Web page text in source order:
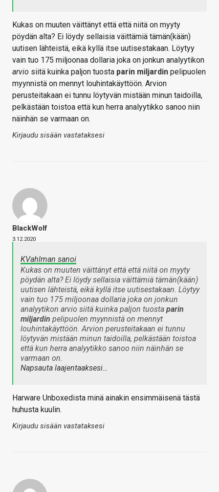
Kukas on muuten väittänyt että että niitä on myyty
pöydän alta? Ei löydy sellaisia väittämiä tämän(kään)
uutisen lähteistä, eikä kyllä itse uutisestakaan. Löytyy
vain tuo 175 miljoonaa dollaria joka on jonkun analyytikon
arvio siitä kuinka paljon tuosta parin miljardin pelipuolen
myynnistä on mennyt louhintakäyttöön. Arvion
perusteitakaan ei tunnu löytyvän mistään minun taidoilla,
pelkästään toistoa että kun herra analyytikko sanoo niin
näinhän se varmaan on.
Kirjaudu sisään vastataksesi
BlackWolf
3.12.2020
KVahlman sanoi
Kukas on muuten väittänyt että että niitä on myyty
pöydän alta? Ei löydy sellaisia väittämiä tämän(kään)
uutisen lähteistä, eikä kyllä itse uutisestakaan. Löytyy
vain tuo 175 miljoonaa dollaria joka on jonkun
analyytikon arvio siitä kuinka paljon tuosta parin
miljardin pelipuolen myynnistä on mennyt
louhintakäyttöön. Arvion perusteitakaan ei tunnu
löytyvän mistään minun taidoilla, pelkästään toistoa
että kun herra analyytikko sanoo niin näinhän se
varmaan on.
Napsauta laajentaaksesi…
Harware Unboxedista minä ainakin ensimmäisenä tästä
huhusta kuulin.
Kirjaudu sisään vastataksesi